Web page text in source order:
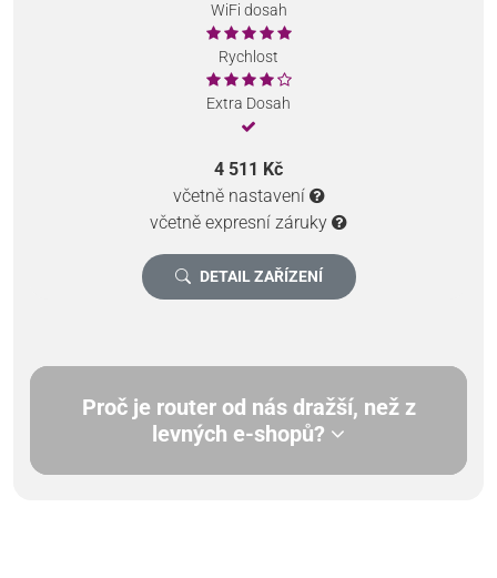
WiFi dosah
Rychlost
Extra Dosah
4 511 Kč
včetně nastavení
včetně expresní záruky
DETAIL ZAŘÍZENÍ
Proč je router od nás dražší, než z
levných e-shopů?